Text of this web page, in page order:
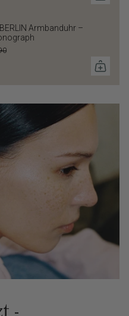
BERLIN Armbanduhr –
-